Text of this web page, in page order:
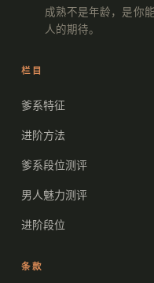
成熟不是年龄，是你
人的期待。
栏目
爹系特征
进阶方法
爹系段位测评
男人魅力测评
进阶段位
条款